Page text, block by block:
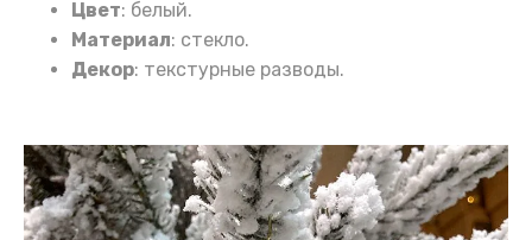
Цвет: белый.
Материал: стекло.
Декор: текстурные разводы.